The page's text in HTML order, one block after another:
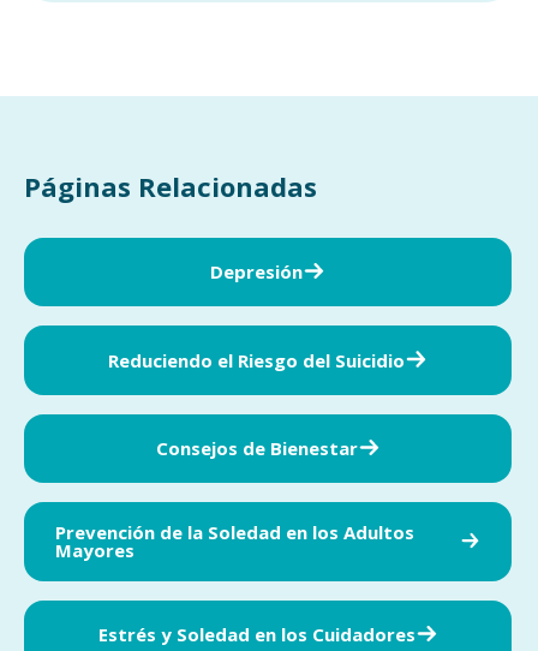
Páginas Relacionadas
Depresión
Reduciendo el Riesgo del Suicidio
Consejos de Bienestar
Prevención de la Soledad en los Adultos
Mayores
Estrés y Soledad en los Cuidadores